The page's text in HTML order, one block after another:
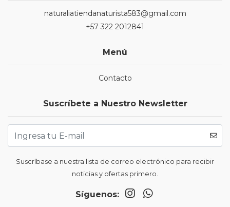
naturaliatiendanaturista583@gmail.com
+57 322 2012841
Menú
Contacto
Suscríbete a Nuestro Newsletter
Suscríbase a nuestra lista de correo electrónico para recibir
noticias y ofertas primero.
Síguenos: